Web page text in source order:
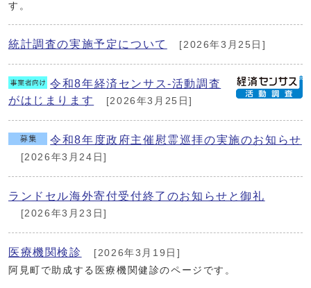
す。
統計調査の実施予定について [2026年3月25日]
令和8年経済センサス-活動調査
がはじまります
[2026年3月25日]
令和8年度政府主催慰霊巡拝の実施のお知らせ
[2026年3月24日]
ランドセル海外寄付受付終了のお知らせと御礼
[2026年3月23日]
医療機関検診
[2026年3月19日]
阿見町で助成する医療機関健診のページです。